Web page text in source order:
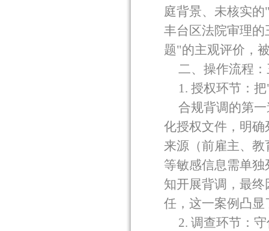
庭背景、未核实的
丰台区法院审理
题"的主观评价，
二、操作流程
1. 授权环节：把
合规背调的第
化授权文件，明
来源（前雇主、
等敏感信息需单
知开展背调，最终
任，这一案例凸
2. 调查环节：